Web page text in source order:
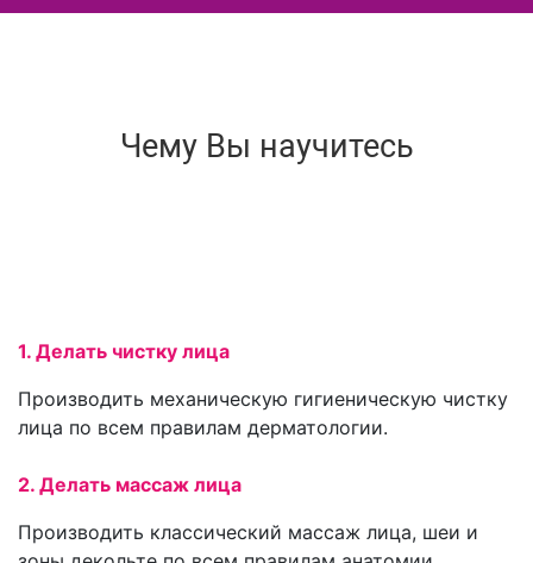
Чему Вы научитесь
1. Делать чистку лица
Производить механическую гигиеническую чистку
лица по всем правилам дерматологии.
2. Делать массаж лица
Производить классический массаж лица, шеи и